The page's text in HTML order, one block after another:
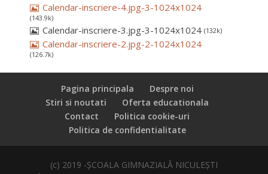
Calendar-inscriere-4.jpg-3-1024x1024
(143.9k)
Calendar-inscriere-3.jpg-3-1024x1024 (132k)
Calendar-inscriere-2.jpg-2-1024x1024
(126.7k)
Pagina principala
Despre noi
Stiri si noutati
Oferta educationala
Contact
Politica cookie-uri
Politica de confidentialitate
(c) 2019 -ȘCOALA GIMNAZIALĂ NICULEȘTI